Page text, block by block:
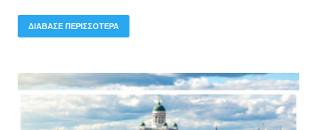
ΔΙΑΒΑΣΕ ΠΕΡΙΣΣΟΤΕΡΑ